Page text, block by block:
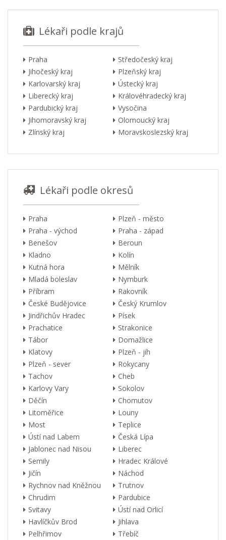
Lékaři podle krajů
Praha
Středočeský kraj
Jihočeský kraj
Plzeňský kraj
Karlovarský kraj
Ústecký kraj
Liberecký kraj
Královéhradecký kraj
Pardubický kraj
Vysočina
Jihomoravský kraj
Olomoucký kraj
Zlínský kraj
Moravskoslezský kraj
Lékaři podle okresů
Praha
Plzeň - město
Praha - východ
Praha - západ
Benešov
Beroun
Kladno
Kolín
Kutná hora
Mělník
Mladá boleslav
Nymburk
Příbram
Rakovník
České Budějovice
Český Krumlov
Jindřichův Hradec
Písek
Prachatice
Strakonice
Tábor
Domažlice
Klatovy
Plzeň - jih
Plzeň - sever
Rokycany
Tachov
Cheb
Karlovy Vary
Sokolov
Děčín
Chomutov
Litoměřice
Louny
Most
Teplice
Ústí nad Labem
Česká Lípa
Jablonec nad Nisou
Liberec
Semily
Hradec Králové
Jičín
Náchod
Rychnov nad Kněžnou
Trutnov
Chrudim
Pardubice
Svitavy
Ústí nad Orlicí
Havlíčkův Brod
Jihlava
Pelhřimov
Třebíč